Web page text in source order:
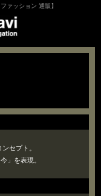
ァッション 通販】
セプト。
」を表現。